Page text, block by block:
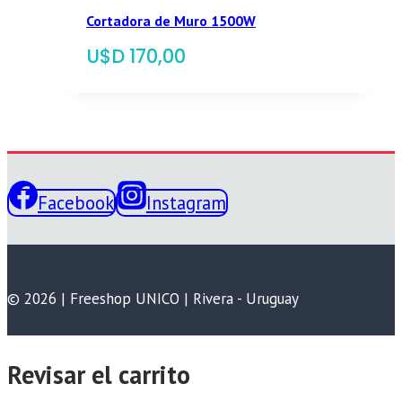
Cortadora de Muro 1500W
$ 170,00
Facebook Instagram
© 2026 | Freeshop UNICO | Rivera - Uruguay
Revisar el carrito